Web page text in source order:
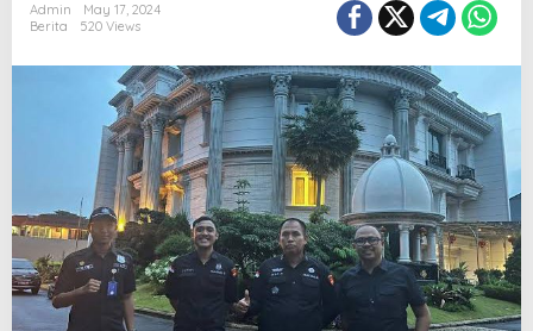
Admin
May 17, 2024
Berita
520 Views